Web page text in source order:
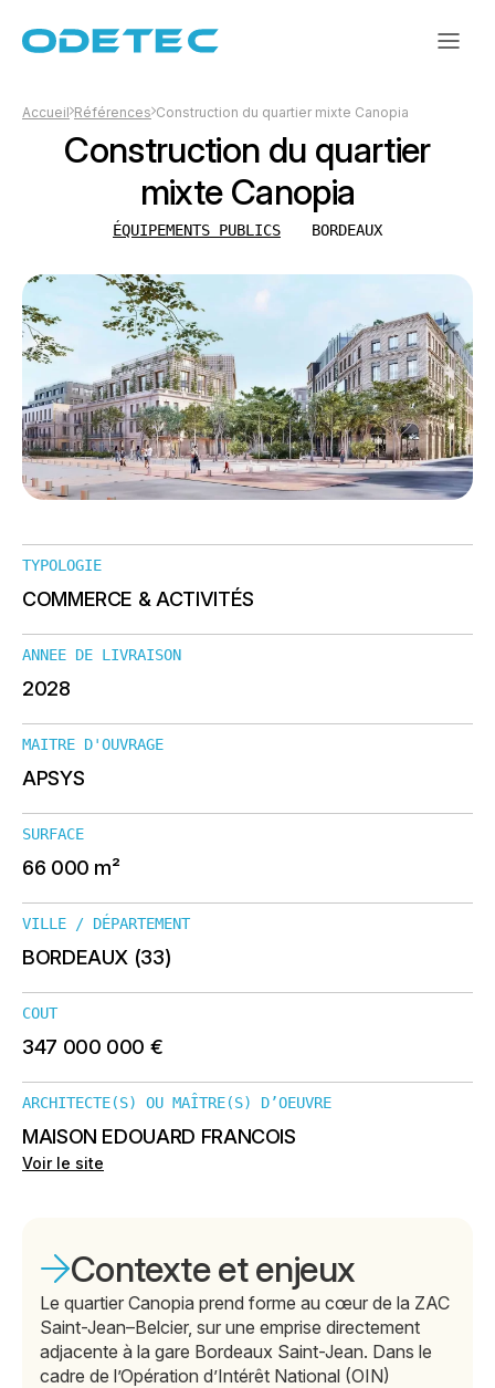
Accueil Références Construction du quartier mixte Canopia
Construction du quartier
mixte Canopia
ÉQUIPEMENTS PUBLICS BORDEAUX
TYPOLOGIE
COMMERCE & ACTIVITÉS
ANNEE DE LIVRAISON
2028
MAITRE D'OUVRAGE
APSYS
SURFACE
66 000 m²
VILLE / DÉPARTEMENT
BORDEAUX (33)
COUT
347 000 000 €
ARCHITECTE(S) OU MAÎTRE(S) D’OEUVRE
MAISON EDOUARD FRANCOIS
Voir le site
Contexte et enjeux
Le quartier Canopia prend forme au cœur de la ZAC
Saint-Jean–Belcier, sur une emprise directement
adjacente à la gare Bordeaux Saint-Jean. Dans le
cadre de l’Opération d’Intérêt National (OIN)